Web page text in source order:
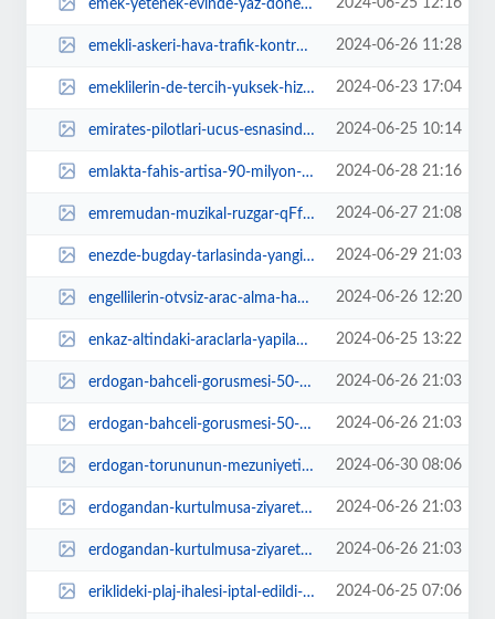
emek-yetenek-evinde-yaz-donemi-kurslari-basliyor-84ca7g8p.jpg 2024-06-25 12:16
emekli-askeri-hava-trafik-kontrolorleri-platformu-kuruldu-mIszQnKS.jpg 2024-06-26 11:28
emeklilerin-de-tercih-yuksek-hizli-trenler-oldu-BO9PNdk2.jpg 2024-06-23 17:04
emirates-pilotlari-ucus-esnasinda-yakit-tuketimini-ve-emisyonlari-nasil-azalt... 2024-06-25 10:14
emlakta-fahis-artisa-90-milyon-tllik-ceza-pecuG8jW.jpg 2024-06-28 21:16
emremudan-muzikal-ruzgar-qFfrIEeX.jpg 2024-06-27 21:08
enezde-bugday-tarlasinda-yangin-vrZh7ygJ.jpg 2024-06-29 21:03
engellilerin-otvsiz-arac-alma-haklarina-mudahale-rsWEYZ3R.jpeg 2024-06-26 12:20
enkaz-altindaki-araclarla-yapilan-change-vurgununa-dikkat-bNbwu6yI.jpg 2024-06-25 13:22
erdogan-bahceli-gorusmesi-50-dakika-surdu-IhLGYxEt.jpg 2024-06-26 21:03
erdogan-bahceli-gorusmesi-50-dakika-surdu-QTC8Jv78.jpg 2024-06-26 21:03
erdogan-torununun-mezuniyetine-katildi-hIycdtNZ.jpg 2024-06-30 08:06
erdogandan-kurtulmusa-ziyaret-kIbjTPhj.jpg 2024-06-26 21:03
erdogandan-kurtulmusa-ziyaret-yZpqN8Th.jpg 2024-06-26 21:03
eriklideki-plaj-ihalesi-iptal-edildi-eli1a35H.jpg 2024-06-25 07:06